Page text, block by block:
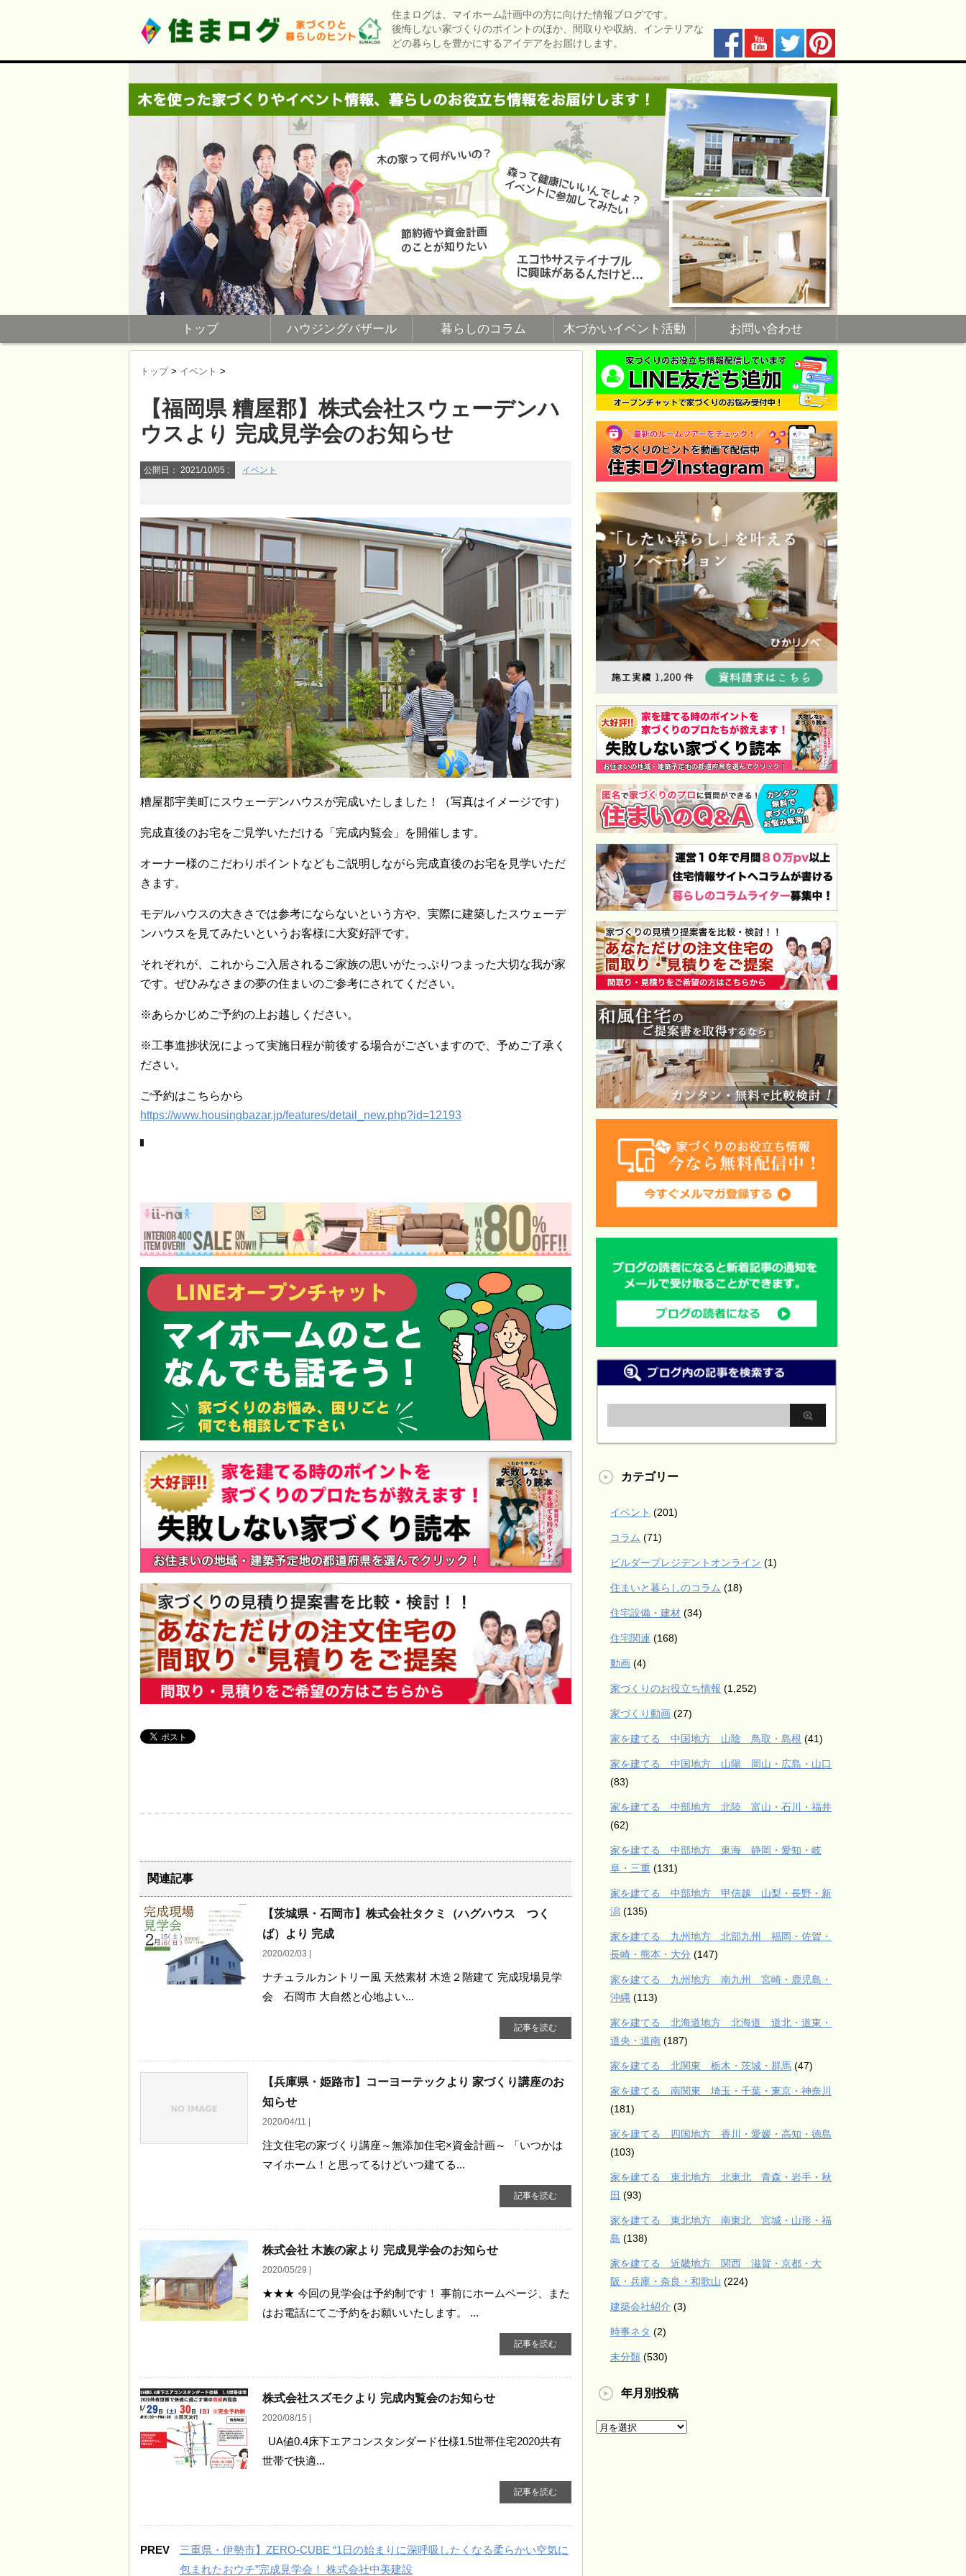
住まログは、マイホーム計画中の方に向けた情報ブログです。
後悔しない家づくりのポイントのほか、間取りや収納、インテリアな
どの暮らしを豊かにするアイデアをお届けします。
トップ ハウジングバザール 暮らしのコラム 木づかいイベント活動 お問い合わせ
トップ > イベント >
【福岡県 糟屋郡】株式会社スウェーデンハ
ウスより 完成見学会のお知らせ
公開日： 2021/10/05 : イベント
糟屋郡宇美町にスウェーデンハウスが完成いたしました！（写真はイメージです）
完成直後のお宅をご見学いただける「完成内覧会」を開催します。
オーナー様のこだわりポイントなどもご説明しながら完成直後のお宅を見学いただ
きます。
モデルハウスの大きさでは参考にならないという方や、実際に建築したスウェーデ
ンハウスを見てみたいというお客様に大変好評です。
それぞれが、これからご入居されるご家族の思いがたっぷりつまった大切な我が家
です。ぜひみなさまの夢の住まいのご参考にされてください。
※あらかじめご予約の上お越しください。
※工事進捗状況によって実施日程が前後する場合がございますので、予めご了承く
ださい。
ご予約はこちらから
https://www.housingbazar.jp/features/detail_new.php?id=12193
関連記事
【茨城県・石岡市】株式会社タクミ（ハグハウス つく
ば）より 完成
2020/02/03 |
ナチュラルカントリー風 天然素材 木造２階建て 完成現場見学
会 石岡市 大自然と心地よい...
記事を読む
【兵庫県・姫路市】コーヨーテックより 家づくり講座のお
知らせ
2020/04/11 |
注文住宅の家づくり講座～無添加住宅×資金計画～ 「いつかは
マイホーム！と思ってるけどいつ建てる...
記事を読む
株式会社 木族の家より 完成見学会のお知らせ
2020/05/29 |
★★★ 今回の見学会は予約制です！ 事前にホームページ、また
はお電話にてご予約をお願いいたします。 ...
記事を読む
株式会社スズモクより 完成内覧会のお知らせ
2020/08/15 |
UA値0.4床下エアコンスタンダード仕様1.5世帯住宅2020共有
世帯で快適...
記事を読む
PREV
三重県・伊勢市】ZERO-CUBE “1日の始まりに深呼吸したくなる柔らかい空気に
包まれたおウチ”完成見学会！ 株式会社中美建設
カテゴリー
イベント (201)
コラム (71)
ビルダープレジデントオンライン (1)
住まいと暮らしのコラム (18)
住宅設備・建材 (34)
住宅関連 (168)
動画 (4)
家づくりのお役立ち情報 (1,252)
家づくり動画 (27)
家を建てる 中国地方 山陰 鳥取・島根 (41)
家を建てる 中国地方 山陽 岡山・広島・山口
(83)
家を建てる 中部地方 北陸 富山・石川・福井
(62)
家を建てる 中部地方 東海 静岡・愛知・岐
阜・三重 (131)
家を建てる 中部地方 甲信越 山梨・長野・新
潟 (135)
家を建てる 九州地方 北部九州 福岡・佐賀・
長崎・熊本・大分 (147)
家を建てる 九州地方 南九州 宮崎・鹿児島・
沖縄 (113)
家を建てる 北海道地方 北海道 道北・道東・
道央・道南 (187)
家を建てる 北関東 栃木・茨城・群馬 (47)
家を建てる 南関東 埼玉・千葉・東京・神奈川
(181)
家を建てる 四国地方 香川・愛媛・高知・徳島
(103)
家を建てる 東北地方 北東北 青森・岩手・秋
田 (93)
家を建てる 東北地方 南東北 宮城・山形・福
島 (138)
家を建てる 近畿地方 関西 滋賀・京都・大
阪・兵庫・奈良・和歌山 (224)
建築会社紹介 (3)
時事ネタ (2)
未分類 (530)
年月別投稿